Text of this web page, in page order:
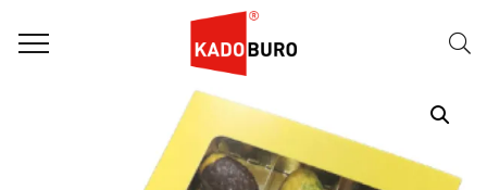
Home Paasgeschenken Paasgeschenk 33